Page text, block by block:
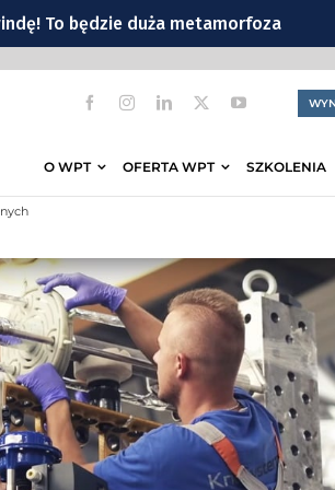
To będzie duża metamorfoza
z Wrocławia
we Wrocławiu?
zabytkowego refektarza
O WPT OFERTA WPT SZKOLENIA